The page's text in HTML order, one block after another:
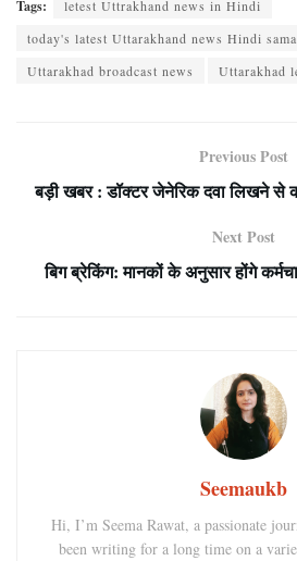
Tags:
letest Uttrakhand news in Hindi
today's latest Uttarakhand news Hindi
Uttarakhad broadcast news
Uttarakhad
Previous Post
बड़ी खबर : डॉक्टर जेनेरिक दवा लिखने से
Next Post
बिग ब्रेकिंग: मानकों के अनुसार होंगे
Seemaukb
Hi, I’m Seema Rawat, a passionate
been writing for a long time on a